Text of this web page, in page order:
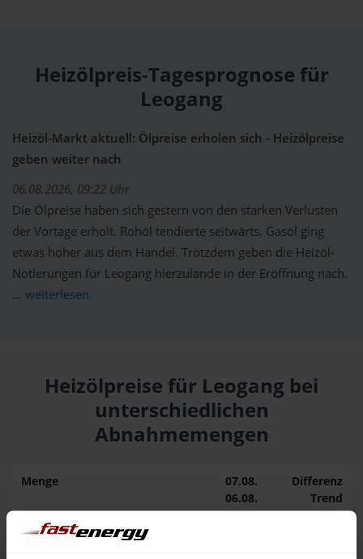
Heizölpreis-Tagesprognose für
Leogang
Heizöl-Markt aktuell: Ölpreise erholen sich - Heizölpreise
geben weiter nach
06.08.2026, 09:22 Uhr
Die Ölpreise haben sich gestern von den starken Verlusten
der Vortage erholt. Rohöl tendierte seitwärts, Gasöl ging
etwas höher aus dem Handel. Trotzdem geben die Heizöl-
Notierungen für Leogang hierzulande in der Eröffnung nach.
... weiterlesen
Heizölpreise für Leogang bei
unterschiedlichen
Abnahmemengen
Menge
07.08.
06.08.
Differenz
Trend
1.000 Liter